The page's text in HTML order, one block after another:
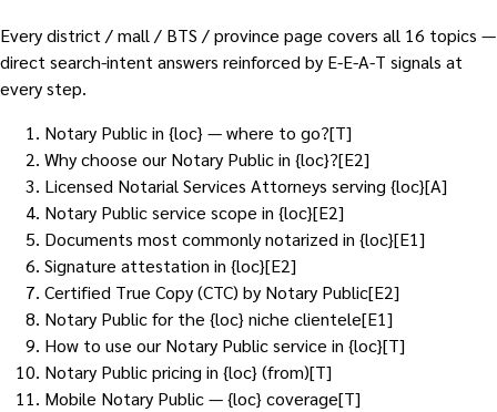
Every district / mall / BTS / province page covers all 16 topics —
direct search-intent answers reinforced by E-E-A-T signals at
every step.
Notary Public in {loc} — where to go?[T]
Why choose our Notary Public in {loc}?[E2]
Licensed Notarial Services Attorneys serving {loc}[A]
Notary Public service scope in {loc}[E2]
Documents most commonly notarized in {loc}[E1]
Signature attestation in {loc}[E2]
Certified True Copy (CTC) by Notary Public[E2]
Notary Public for the {loc} niche clientele[E1]
How to use our Notary Public service in {loc}[T]
Notary Public pricing in {loc} (from)[T]
Mobile Notary Public — {loc} coverage[T]